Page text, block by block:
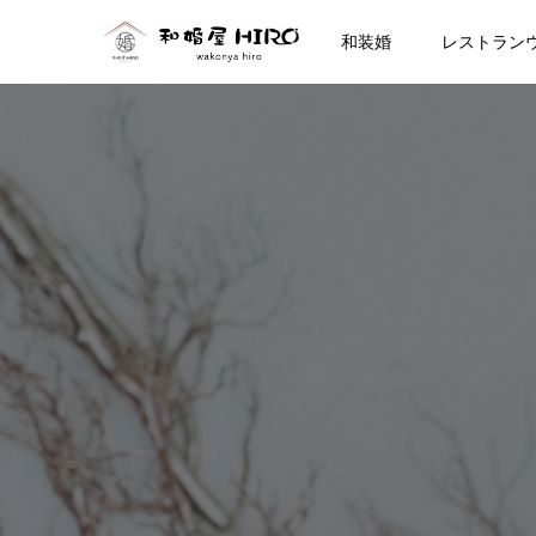
和装婚 レストラン